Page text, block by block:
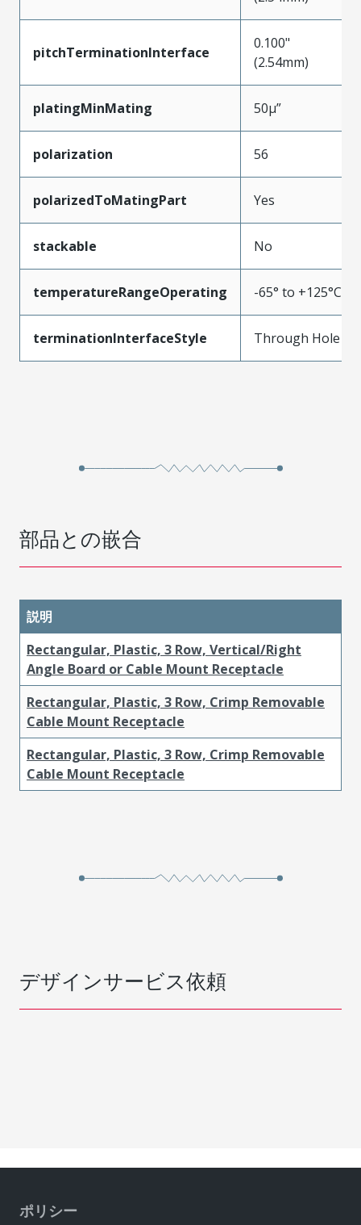
pitchTerminationInterface
0.100"
(2.54mm)
platingMinMating 50µ”
polarization 56
polarizedToMatingPart Yes
stackable No
temperatureRangeOperating -65° to +125°C
terminationInterfaceStyle Through Hole
部品との嵌合
説明
Rectangular, Plastic, 3 Row, Vertical/Right
Angle Board or Cable Mount Receptacle
Rectangular, Plastic, 3 Row, Crimp Removable
Cable Mount Receptacle
Rectangular, Plastic, 3 Row, Crimp Removable
Cable Mount Receptacle
デザインサービス依頼
ポリシー